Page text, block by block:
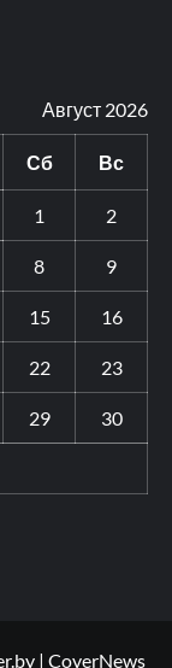
Август 2026
Сб Вс
1 2
8 9
15 16
22 23
29 30
| CoverNews